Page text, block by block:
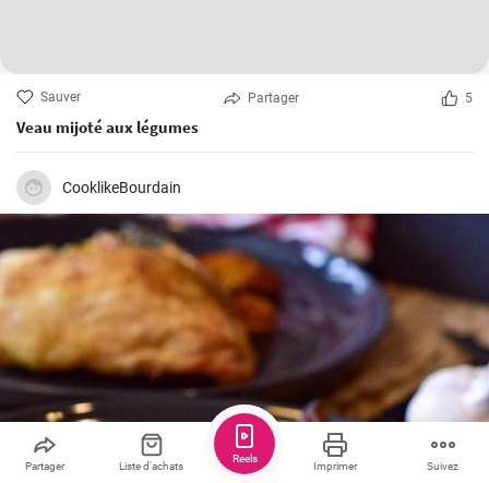
Sauver Partager 5
Veau mijoté aux légumes
CooklikeBourdain
Partager Liste d'achats Imprimer Suivez
Reels